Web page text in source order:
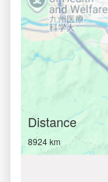
Distance
8924 km